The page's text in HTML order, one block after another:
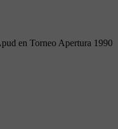
en Torneo Apertura 1990